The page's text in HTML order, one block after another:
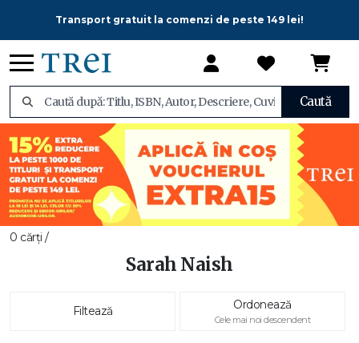
Transport gratuit la comenzi de peste 149 lei!
Caută
0 cărți /
Sarah Naish
Filtează Ordonează
Cele mai noi descendent